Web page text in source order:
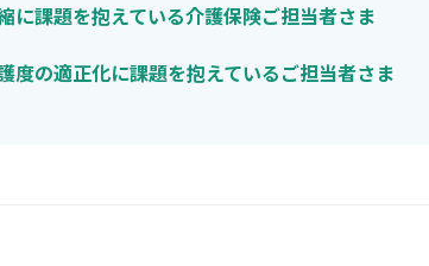
に課題を抱えている介護保険ご担当者さま
度の適正化に課題を抱えているご担当者さま